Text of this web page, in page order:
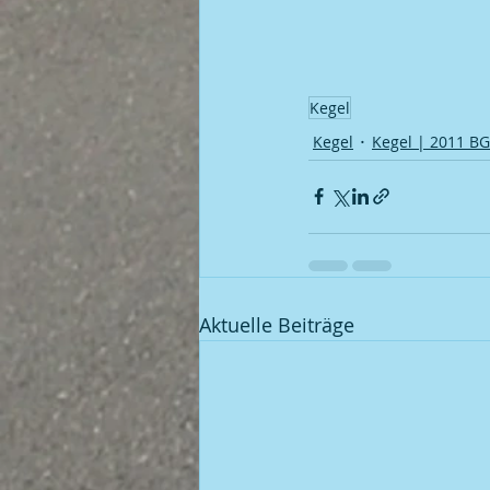
Kegel
Kegel
Kegel | 2011
Aktuelle Beiträge